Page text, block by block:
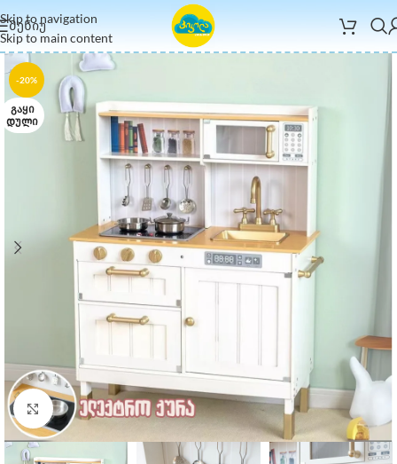
Skip to navigation
Skip to main content
ᲛᲔᲜᲘᲣ
-20%
ᲒᲐᲧᲘ
ᲓᲣᲚᲘ
Click to enlarge